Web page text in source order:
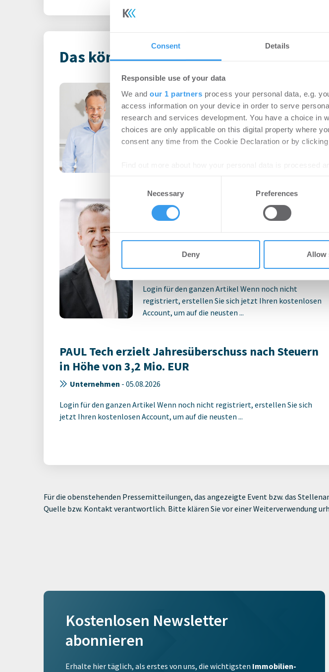
Consent Details
Responsible use of your data
We and our 1 partners process your personal data, e.g.
access information on your device in order to serve
research and services development. You have a choice in
choices are only applicable on this digital property where
consent any time from the Cookie Declaration or by
We use cookies to personalise content and ads, to
other information that you’ve provided to them or that
Necessary Preferences
Deny Allow
Das könnte Dich auch interessieren
Vernetzte Maklertools statt
Insellösungen
Unternehmen-06.08.2026
Login für den ganzen Artikel Wenn noch nicht
Instone Group: Starker operativer
Cashflow in H1; geopolitische
Unsicherheitsfaktoren dämpfen
die Nachfrageerholung
Unternehmen-06.08.2026
Login für den ganzen Artikel Wenn noch nicht
registriert, erstellen Sie sich jetzt Ihren kostenlosen
Account, um auf die neusten ...
PAUL Tech erzielt Jahresüberschuss nach Steuern
in Höhe von 3,2 Mio. EUR
Unternehmen - 05.08.2026
Login für den ganzen Artikel Wenn noch nicht registriert, erstellen Sie sich
jetzt Ihren kostenlosen Account, um auf die neusten ...
Für die obenstehenden Pressemitteilungen, das angezeigte Event bzw. das
Quelle bzw. Kontakt verantwortlich. Bitte klären Sie vor einer Weiterverwendung
Kostenlosen Newsletter
abonnieren
Erhalte hier täglich, als erstes von uns, die wichtigsten Immobilien-